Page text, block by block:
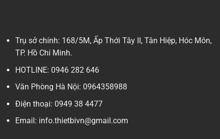
Trụ sở chính: 168/5M, Ấp Thới Tây II, Tân Hiệp, Hóc Môn,
TP. Hồ Chí Minh.
HOTLINE: 0946 282 646
Văn Phòng Hà Nội: 0964358988
Điện thoại: 0949 38 4477
Email: info.thietbivn@gmail.com